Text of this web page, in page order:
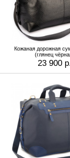
Кожаная дорожная
(глянец
23 900